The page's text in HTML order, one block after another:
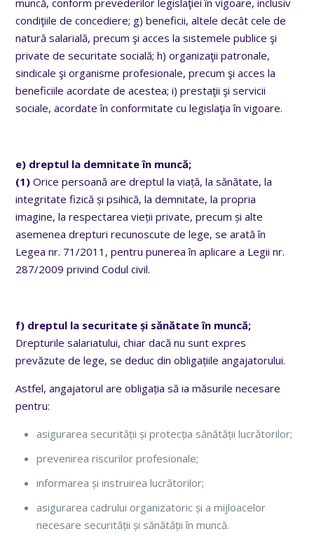
condiţiile de concediere; g) beneficii, altele decât cele de
natură salarială, precum şi acces la sistemele publice şi
private de securitate socială; h) organizaţii patronale,
sindicale şi organisme profesionale, precum şi acces la
beneficiile acordate de acestea; i) prestaţii şi servicii
sociale, acordate în conformitate cu legislaţia în vigoare.
e) dreptul la demnitate în muncă;
(1) Orice persoană are dreptul la viață, la sănătate, la
integritate fizică și psihică, la demnitate, la propria
imagine, la respectarea vieții private, precum și alte
asemenea drepturi recunoscute de lege, se arată în
Legea nr. 71/2011, pentru punerea în aplicare a Legii nr.
287/2009 privind Codul civil.
f) dreptul la securitate și sănătate în muncă;
Drepturile salariatului, chiar dacă nu sunt expres
prevăzute de lege, se deduc din obligațiile angajatorului.
Astfel, angajatorul are obligația să ia măsurile necesare
pentru:
asigurarea securității și protecția sănătății lucrătorilor;
prevenirea riscurilor profesionale;
informarea și instruirea lucrătorilor;
asigurarea cadrului organizatoric și a mijloacelor
necesare securității și sănătății în muncă.